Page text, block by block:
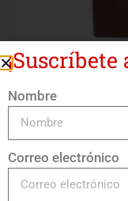
Nombre
Correo electrónico